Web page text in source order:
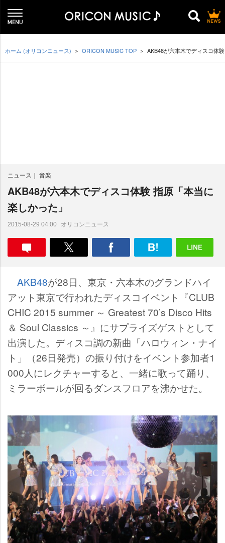
ホーム (オリコンニュース) ORICON MUSIC TOP AKB48が六本木でディスコ体
ニュース 音楽
AKB48が六本木でディスコ体験 指原「本当に
楽しかった」
2015-08-29 04:00 オリコンニュース
AKB48が28日、東京・六本木のグランドハイ
アット東京で行われたディスコイベント『CLUB
CHIC 2015 summer ～ Greatest 70’s Disco Hits
＆ Soul Classics ～』にサプライズゲストとして
出演した。ディスコ調の新曲「ハロウィン・ナイ
ト」（26日発売）の振り付けをイベント参加者1
000人にレクチャーすると、一緒に歌って踊り、
ミラーボールが回るダンスフロアを沸かせた。